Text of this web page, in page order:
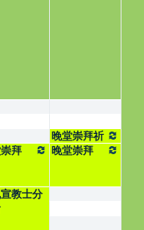
晚堂崇拜祈
禱會
拜
晚堂崇拜
教士分